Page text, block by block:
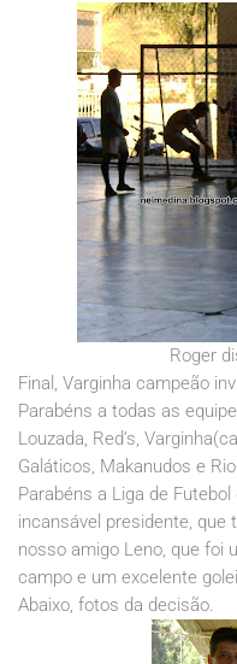
Roger
Final, Varginha campeão
Parabéns a todas as
Louzada, Red’s,
Galáticos, Makanudos e
Parabéns a Liga de
incansável presidente, que
nosso amigo Leno, que foi
campo e um excelente
Abaixo, fotos da decisão.